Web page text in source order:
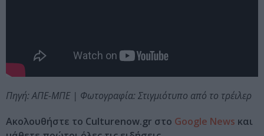
Πηγή: ΑΠΕ-ΜΠΕ | Φωτογραφία: Στιγμιότυπο από το τρέιλερ
Ακολουθήστε το Culturenow.gr στο Google News και